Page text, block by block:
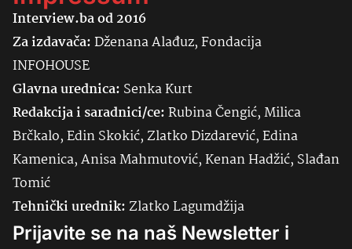
Interview.ba od 2016
Za izdavača:Dženana Alađuz, Fondacija
INFOHOUSE
Glavna urednica: SenkaKurt
Redakcija i saradnici/ce:Rubina Čengić, Milica
Brčkalo, Edin Skokić, Zlatko Dizdarević, Edina
Kamenica, Anisa Mahmutović, Kenan Hadžić, Slađan
Tomić
Tehnički urednik:Zlatko Lagumdžija
Prijavite se na naš Newsletter i